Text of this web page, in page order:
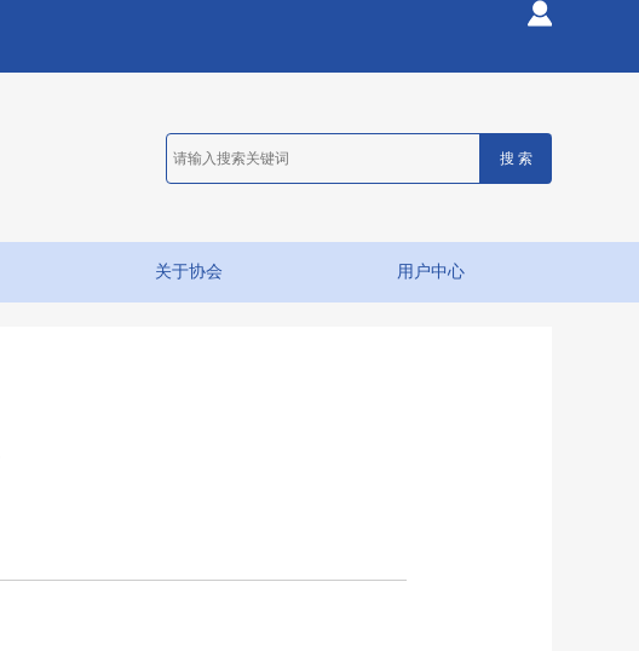
关于协会 用户中心